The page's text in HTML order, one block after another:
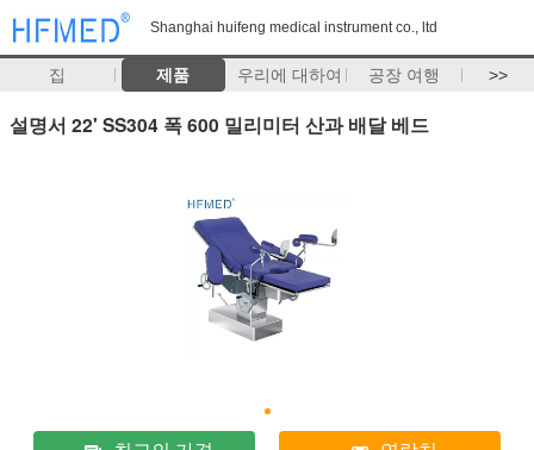
Shanghai huifeng medical instrument co., ltd
집 제품 우리에 대하여 공장 여행 >>
설명서 22' SS304 폭 600 밀리미터 산과 배달 베드